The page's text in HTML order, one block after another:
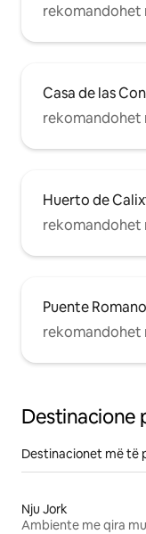
rekomandohet
Casa de las
rekomandohet
Huerto de
rekomandohet
Puente Romano
rekomandohet
Destinacione
Destinacionet më të
Nju Jork
Ambiente me qira